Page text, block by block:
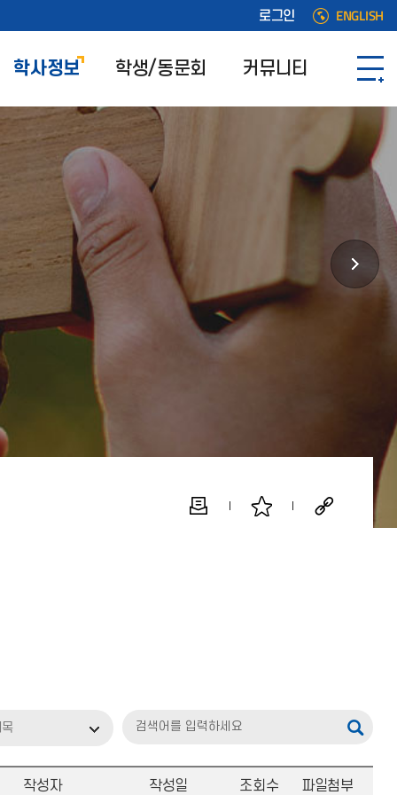
로그인 ENGLISH
학사정보 학생/동문회 커뮤니티
목
작성자 작성일 조회수 파일첨부